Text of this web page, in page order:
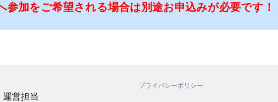
加をご希望される場合は別途お申込みが必要です！
プライバシーポリシー
営担当